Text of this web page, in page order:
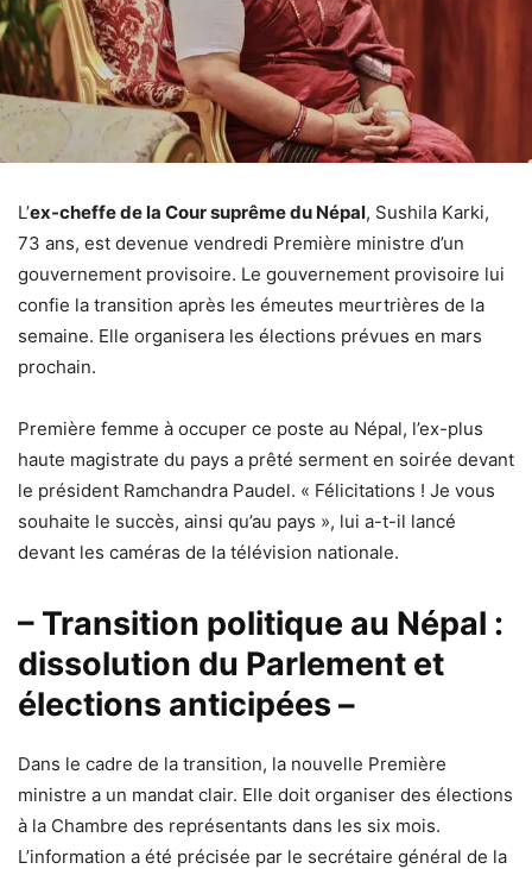
L’ex-cheffe de la Cour suprême du Népal, Sushila Karki,
73 ans, est devenue vendredi Première ministre d’un
gouvernement provisoire. Le gouvernement provisoire lui
confie la transition après les émeutes meurtrières de la
semaine. Elle organisera les élections prévues en mars
prochain.
Première femme à occuper ce poste au Népal, l’ex-plus
haute magistrate du pays a prêté serment en soirée devant
le président Ramchandra Paudel. « Félicitations ! Je vous
souhaite le succès, ainsi qu’au pays », lui a-t-il lancé
devant les caméras de la télévision nationale.
– Transition politique au Népal :
dissolution du Parlement et
élections anticipées –
Dans le cadre de la transition, la nouvelle Première
ministre a un mandat clair. Elle doit organiser des élections
à la Chambre des représentants dans les six mois.
L’information a été précisée par le secrétaire général de la